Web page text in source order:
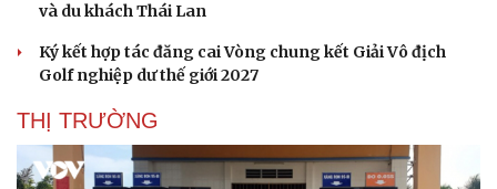
và du khách Thái Lan
Ký kết hợp tác đăng cai Vòng chung kết Giải Vô địch
Golf nghiệp dư thế giới 2027
THỊ TRƯỜNG